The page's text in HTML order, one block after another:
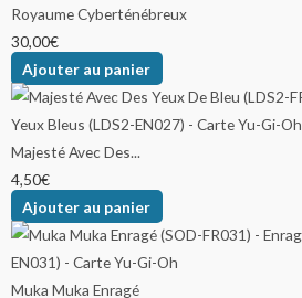
Royaume Cyberténébreux
30,00€
Ajouter au panier
Majesté Avec Des...
4,50€
Ajouter au panier
Muka Muka Enragé